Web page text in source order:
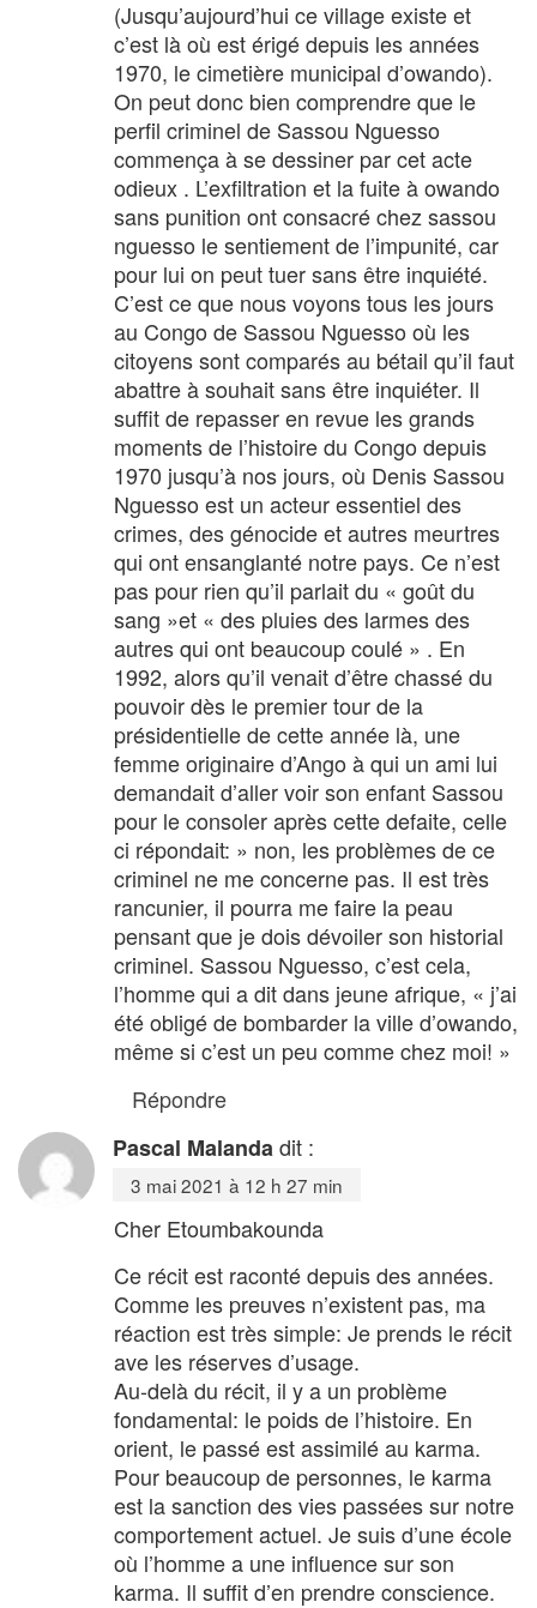
(Jusqu’aujourd’hui ce village existe et
c’est là où est érigé depuis les années
1970, le cimetière municipal d’owando).
On peut donc bien comprendre que le
perfil criminel de Sassou Nguesso
commença à se dessiner par cet acte
odieux . L’exfiltration et la fuite à owando
sans punition ont consacré chez sassou
nguesso le sentiement de l’impunité, car
pour lui on peut tuer sans être inquiété.
C’est ce que nous voyons tous les jours
au Congo de Sassou Nguesso où les
citoyens sont comparés au bétail qu’il faut
abattre à souhait sans être inquiéter. Il
suffit de repasser en revue les grands
moments de l’histoire du Congo depuis
1970 jusqu’à nos jours, où Denis Sassou
Nguesso est un acteur essentiel des
crimes, des génocide et autres meurtres
qui ont ensanglanté notre pays. Ce n’est
pas pour rien qu’il parlait du « goût du
sang »et « des pluies des larmes des
autres qui ont beaucoup coulé » . En
1992, alors qu’il venait d’être chassé du
pouvoir dès le premier tour de la
présidentielle de cette année là, une
femme originaire d’Ango à qui un ami lui
demandait d’aller voir son enfant Sassou
pour le consoler après cette defaite, celle
ci répondait: » non, les problèmes de ce
criminel ne me concerne pas. Il est très
rancunier, il pourra me faire la peau
pensant que je dois dévoiler son historial
criminel. Sassou Nguesso, c’est cela,
l’homme qui a dit dans jeune afrique, « j’ai
été obligé de bombarder la ville d’owando,
même si c’est un peu comme chez moi! »
Répondre
Pascal Malandadit :
3 mai 2021 à 12 h 27 min
Cher Etoumbakounda
Ce récit est raconté depuis des années.
Comme les preuves n’existent pas, ma
réaction est très simple: Je prends le récit
ave les réserves d’usage.
Au-delà du récit, il y a un problème
fondamental: le poids de l’histoire. En
orient, le passé est assimilé au karma.
Pour beaucoup de personnes, le karma
est la sanction des vies passées sur notre
comportement actuel. Je suis d’une école
où l’homme a une influence sur son
karma. Il suffit d’en prendre conscience.